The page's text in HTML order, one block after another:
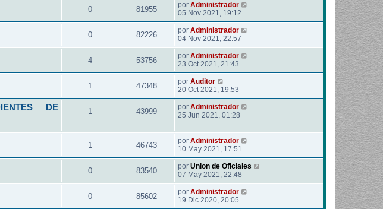
0 81955 por Administrador
05 Nov 2021, 19:12
0 82226 por Administrador
04 Nov 2021, 22:57
4 53756 por Administrador
23 Oct 2021, 21:43
1 47348 por Auditor
20 Oct 2021, 19:53
DE
1 43999 por Administrador
25 Jun 2021, 01:28
1 46743 por Administrador
10 May 2021, 17:51
0 83540 por Union de Oficiales
07 May 2021, 22:48
0 85602 por Administrador
19 Dic 2020, 20:05